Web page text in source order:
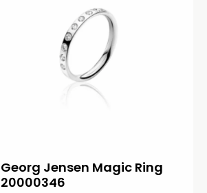
Georg Jensen Magic Ring
20000346